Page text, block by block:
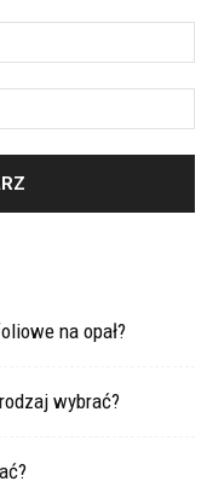
na opał?
wybrać?